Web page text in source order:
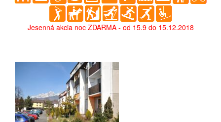
Jesenná akcia noc ZDARMA - od 15.9 do 15.12.2018